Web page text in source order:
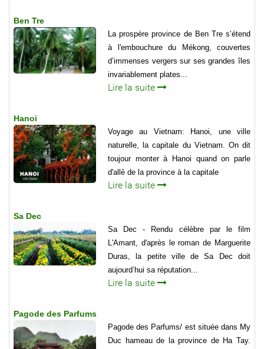
Ben Tre
La prospère province de Ben Tre s’étend
à l'embouchure du Mékong, couvertes
d’immenses vergers sur ses grandes îles
invariablement plates...
Lire la suite
Hanoi
Voyage au Vietnam: Hanoi, une ville
naturelle, la capitale du Vietnam. On dit
toujour monter à Hanoi quand on parle
d'allẻ de la province à la capitale
Lire la suite
Sa Dec
Sa Dec - Rendu célèbre par le film
L'Amant, d'après le roman de Marguerite
Duras, la petite ville de Sa Dec doit
aujourd’hui sa réputation...
Lire la suite
Pagode des Parfums
Pagode des Parfums/ est située dans My
Duc hameau de la province de Ha Tay.